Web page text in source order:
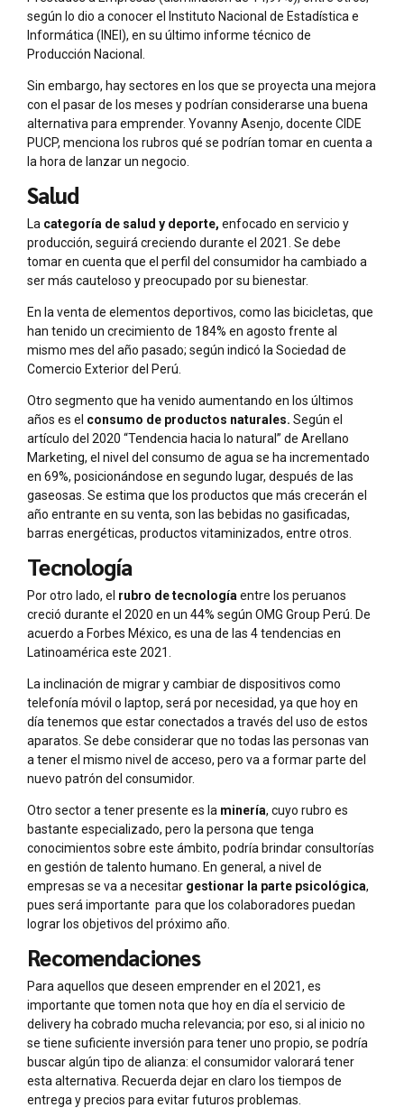
según lo dio a conocer el Instituto Nacional de Estadística e
Informática (INEI), en su último informe técnico de
Producción Nacional.
Sin embargo, hay sectores en los que se proyecta una mejora
con el pasar de los meses y podrían considerarse una buena
alternativa para emprender. Yovanny Asenjo, docente CIDE
PUCP, menciona los rubros qué se podrían tomar en cuenta a
la hora de lanzar un negocio.
Salud
La categoría de salud y deporte, enfocado en servicio y
producción, seguirá creciendo durante el 2021. Se debe
tomar en cuenta que el perfil del consumidor ha cambiado a
ser más cauteloso y preocupado por su bienestar.
En la venta de elementos deportivos, como las bicicletas, que
han tenido un crecimiento de 184% en agosto frente al
mismo mes del año pasado; según indicó la Sociedad de
Comercio Exterior del Perú.
Otro segmento que ha venido aumentando en los últimos
años es el consumo de productos naturales. Según el
artículo del 2020 “Tendencia hacia lo natural” de Arellano
Marketing, el nivel del consumo de agua se ha incrementado
en 69%, posicionándose en segundo lugar, después de las
gaseosas. Se estima que los productos que más crecerán el
año entrante en su venta, son las bebidas no gasificadas,
barras energéticas, productos vitaminizados, entre otros.
Tecnología
Por otro lado, el rubro de tecnología entre los peruanos
creció durante el 2020 en un 44% según OMG Group Perú. De
acuerdo a Forbes México, es una de las 4 tendencias en
Latinoamérica este 2021.
La inclinación de migrar y cambiar de dispositivos como
telefonía móvil o laptop, será por necesidad, ya que hoy en
día tenemos que estar conectados a través del uso de estos
aparatos. Se debe considerar que no todas las personas van
a tener el mismo nivel de acceso, pero va a formar parte del
nuevo patrón del consumidor.
Otro sector a tener presente es la minería, cuyo rubro es
bastante especializado, pero la persona que tenga
conocimientos sobre este ámbito, podría brindar consultorías
en gestión de talento humano. En general, a nivel de
empresas se va a necesitar gestionar la parte psicológica,
pues será importante para que los colaboradores puedan
lograr los objetivos del próximo año.
Recomendaciones
Para aquellos que deseen emprender en el 2021, es
importante que tomen nota que hoy en día el servicio de
delivery ha cobrado mucha relevancia; por eso, si al inicio no
se tiene suficiente inversión para tener uno propio, se podría
buscar algún tipo de alianza: el consumidor valorará tener
esta alternativa. Recuerda dejar en claro los tiempos de
entrega y precios para evitar futuros problemas.